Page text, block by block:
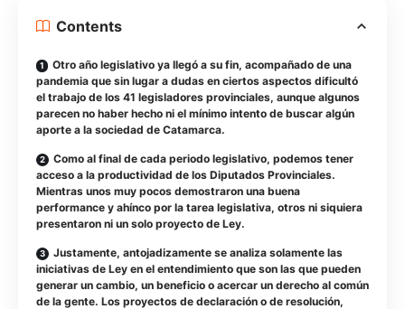
Contents
Otro año legislativo ya llegó a su fin, acompañado de una
pandemia que sin lugar a dudas en ciertos aspectos dificultó
el trabajo de los 41 legisladores provinciales, aunque algunos
parecen no haber hecho ni el mínimo intento de buscar algún
aporte a la sociedad de Catamarca.
Como al final de cada periodo legislativo, podemos tener
acceso a la productividad de los Diputados Provinciales.
Mientras unos muy pocos demostraron una buena
performance y ahínco por la tarea legislativa, otros ni siquiera
presentaron ni un solo proyecto de Ley.
Justamente, antojadizamente se analiza solamente las
iniciativas de Ley en el entendimiento que son las que pueden
generar un cambio, un beneficio o acercar un derecho al común
de la gente. Los proyectos de declaración o de resolución,